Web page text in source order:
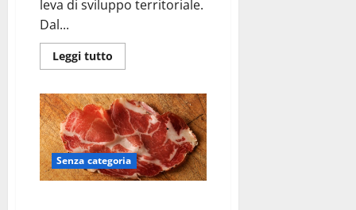
leva di sviluppo territoriale.
Dal...
Leggi tutto
Senza categoria